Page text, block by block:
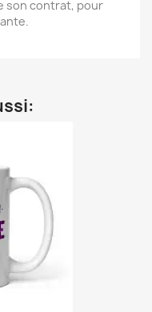
son contrat, pour